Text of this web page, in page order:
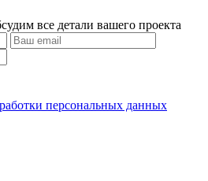
все детали вашего проекта
персональных данных